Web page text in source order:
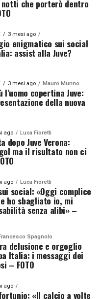
notti che porterò dentro
3 mesi ago
enigmatico sui social
assist alla Juve?
3 mesi ago Mauro Munno
l’uomo copertina Juve:
della nuova
ago Luca Fioretti
dopo Juve Verona:
ma il risultato non ci
ago Luca Fioretti
social: «Oggi complice
ho sbagliato io, mi
senza alibi» –
Spagnolo
delusione e orgoglio
Italia: i messaggi dei
– FOTO
ago
«Il calcio a volte